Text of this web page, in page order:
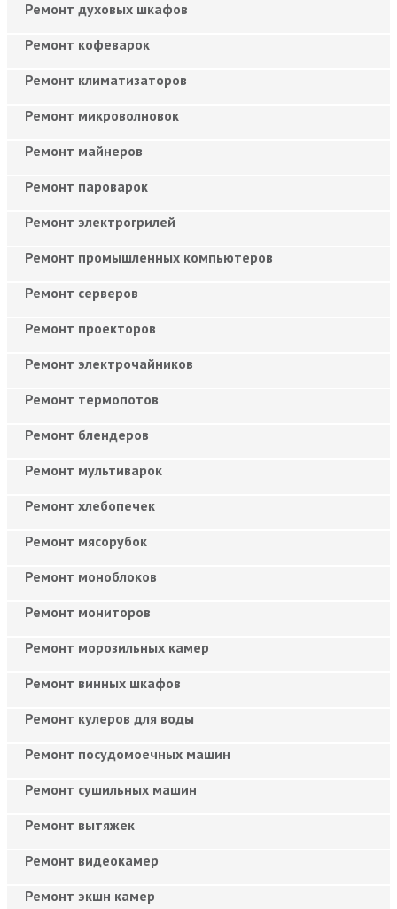
Ремонт духовых шкафов
Ремонт кофеварок
Ремонт климатизаторов
Ремонт микроволновок
Ремонт майнеров
Ремонт пароварок
Ремонт электрогрилей
Ремонт промышленных компьютеров
Ремонт серверов
Ремонт проекторов
Ремонт электрочайников
Ремонт термопотов
Ремонт блендеров
Ремонт мультиварок
Ремонт хлебопечек
Ремонт мясорубок
Ремонт моноблоков
Ремонт мониторов
Ремонт морозильных камер
Ремонт винных шкафов
Ремонт кулеров для воды
Ремонт посудомоечных машин
Ремонт сушильных машин
Ремонт вытяжек
Ремонт видеокамер
Ремонт экшн камер